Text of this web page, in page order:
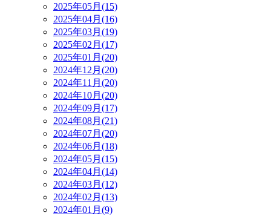
2025年05月(15)
2025年04月(16)
2025年03月(19)
2025年02月(17)
2025年01月(20)
2024年12月(20)
2024年11月(20)
2024年10月(20)
2024年09月(17)
2024年08月(21)
2024年07月(20)
2024年06月(18)
2024年05月(15)
2024年04月(14)
2024年03月(12)
2024年02月(13)
2024年01月(9)